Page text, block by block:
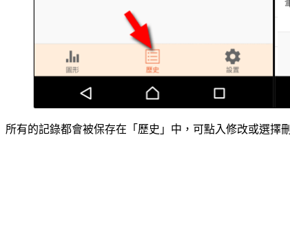
所有的記錄都會被保存在「歷史」中，可點入修改或選擇